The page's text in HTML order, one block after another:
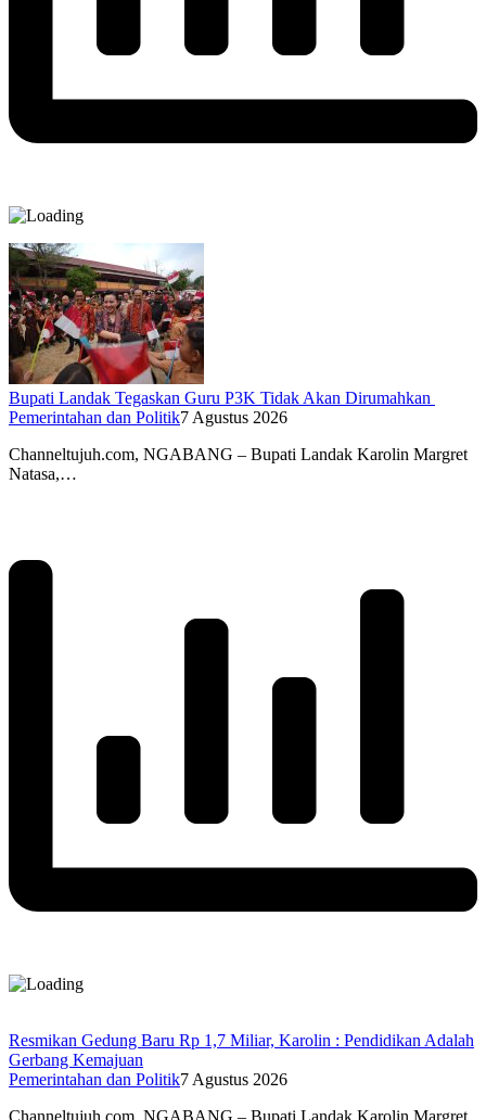
Bupati Landak Tegaskan Guru P3K Tidak Akan Dirumahkan
Pemerintahan dan Politik7 Agustus 2026
Channeltujuh.com, NGABANG – Bupati Landak Karolin Margret
Natasa,…
Resmikan Gedung Baru Rp 1,7 Miliar, Karolin : Pendidikan Adalah
Gerbang Kemajuan
Pemerintahan dan Politik7 Agustus 2026